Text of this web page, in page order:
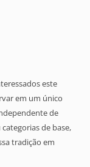
este
em um único
de
de base,
tradição em